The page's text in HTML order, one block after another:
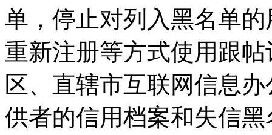
单，停止对列入黑名单
重新注册等方式使用跟
区、直辖市互联网信息
供者的信用档案和失信